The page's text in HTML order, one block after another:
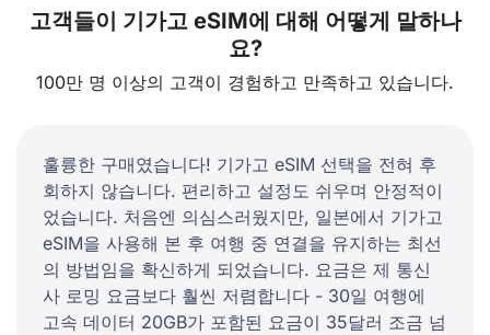
고객들이 기가고 eSIM에 대해 어떻게 말하나
요?
100만 명 이상의 고객이 경험하고 만족하고 있습니다.
훌륭한 구매였습니다! 기가고 eSIM 선택을 전혀 후
회하지 않습니다. 편리하고 설정도 쉬우며 안정적이
었습니다. 처음엔 의심스러웠지만, 일본에서 기가고
eSIM을 사용해 본 후 여행 중 연결을 유지하는 최선
의 방법임을 확신하게 되었습니다. 요금은 제 통신
사 로밍 요금보다 훨씬 저렴합니다 - 30일 여행에
고속 데이터 20GB가 포함된 요금이 35달러 조금 넘